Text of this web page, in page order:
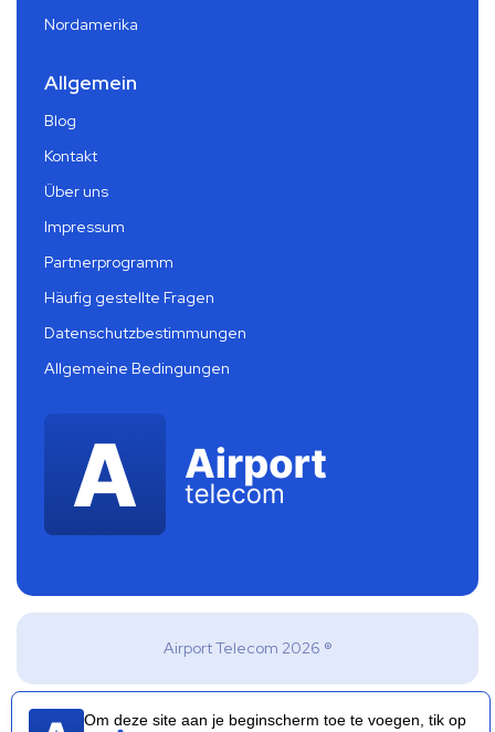
Nordamerika
Allgemein
Blog
Kontakt
Über uns
Impressum
Partnerprogramm
Häufig gestellte Fragen
Datenschutzbestimmungen
Allgemeine Bedingungen
Airport Telecom 2026 ®
Om deze site aan je beginscherm toe te voegen, tik op